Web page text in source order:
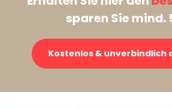
sparen Sie mind.
Kostenlos & unverbindlich